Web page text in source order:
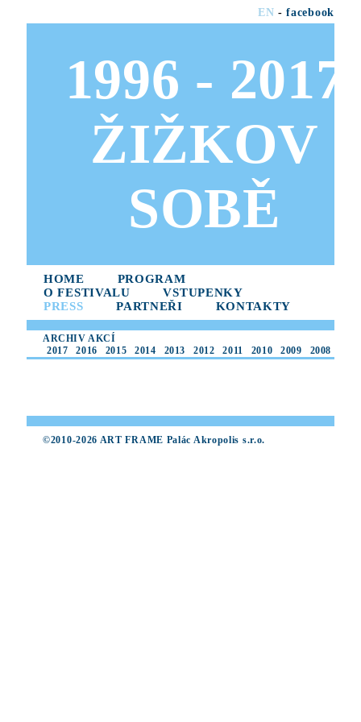
EN -facebook
1996 - 2017
ŽIŽKOV
SOBĚ
HOME
PROGRAM
O FESTIVALU
VSTUPENKY
PRESS
PARTNEŘI KONTAKTY
ARCHIV AKCÍ
2017
2016 2015 2014 2013 2012 2011 2010 2009 2008
©2010-2026 ART FRAME Palác Akropolis s.r.o.